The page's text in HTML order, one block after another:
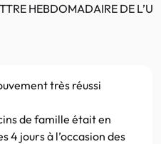
HEBDOMADAIRE DE
très réussi
de famille était en
4 jours à l’occasion des